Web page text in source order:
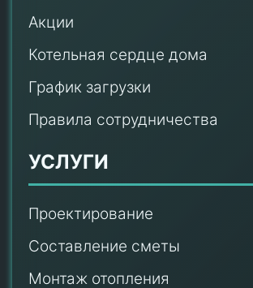
Акции
Котельная сердце дома
График загрузки
Правила сотрудничества
УСЛУГИ
Проектирование
Составление сметы
Монтаж отопления